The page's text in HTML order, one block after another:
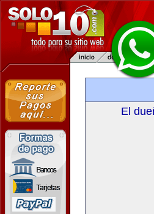
El